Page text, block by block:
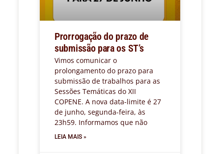
Prorrogação do prazo de
submissão para os ST’s
Vimos comunicar o
prolongamento do prazo para
submissão de trabalhos para as
Sessões Temáticas do XII
COPENE. A nova data-limite é 27
de junho, segunda-feira, às
23h59. Informamos que não
LEIA MAIS »